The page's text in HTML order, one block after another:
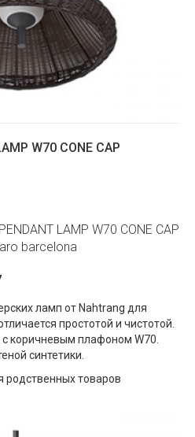
W70 CONE CAP
LAMP W70 CONE CAP
barcelona
ламп от Nahtrang для
простотой и чистотой.
коричневым плафоном W70.
синтетики.
родственных товаров